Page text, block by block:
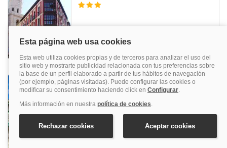
Real De Castilla
Tordesillas 7.7